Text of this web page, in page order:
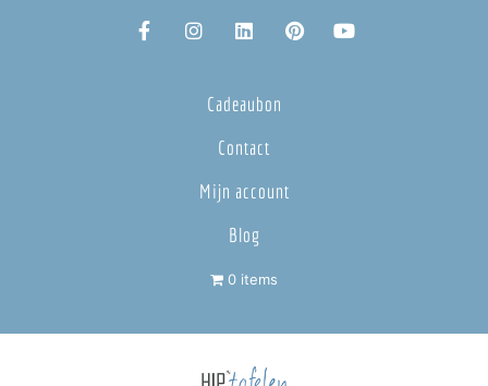
Cadeaubon
Contact
Mijn account
Blog
0 items